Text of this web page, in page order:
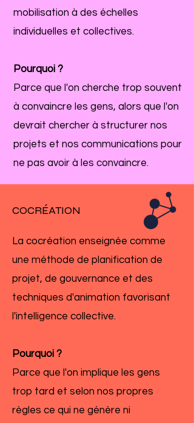
mobilisation à des échelles
individuelles et collectives.
Pourquoi ?
Parce que l'on cherche trop souvent
à convaincre les gens, alors que l'on
devrait chercher à structurer nos
projets et nos communications pour
ne pas avoir à les convaincre.
COCRÉATION
La cocréation enseignée comme
une méthode de planification de
projet, de gouvernance et des
techniques d'animation favorisant
l'intelligence collective.
Pourquoi ?
Parce que l'on implique les gens
trop tard et selon nos propres
règles ce qui ne génère ni